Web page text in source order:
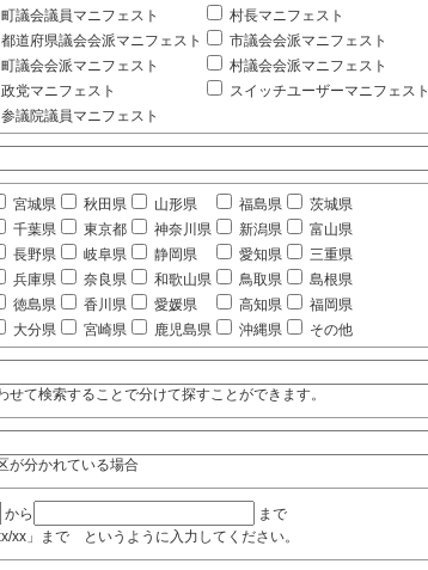
町議会議員マニフェスト
村長マニフェスト
都道府県議会会派マニフェスト
市議会会派マニフェスト
町議会会派マニフェスト
村議会会派マニフェスト
政党マニフェスト
スイッチユーザーマニフェスト
参議院議員マニフェスト
宮城県 秋田県 山形県 福島県
茨城県
千葉県 東京都 神奈川県 新潟県
富山県
長野県 岐阜県 静岡県 愛知県
三重県
兵庫県 奈良県 和歌山県 鳥取県
島根県
徳島県 香川県 愛媛県 高知県
福岡県
大分県 宮崎県 鹿児島県 沖縄県 その他
て検索することで分けて探すことができます。
が分かれている場合
から
まで
」まで というように入力してください。